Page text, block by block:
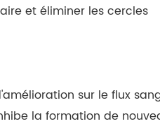
et éliminer les cercles
sur le flux
la formation de